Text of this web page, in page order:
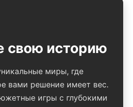
свою историю
миры, где
вами решение имеет вес.
игры с глубокими